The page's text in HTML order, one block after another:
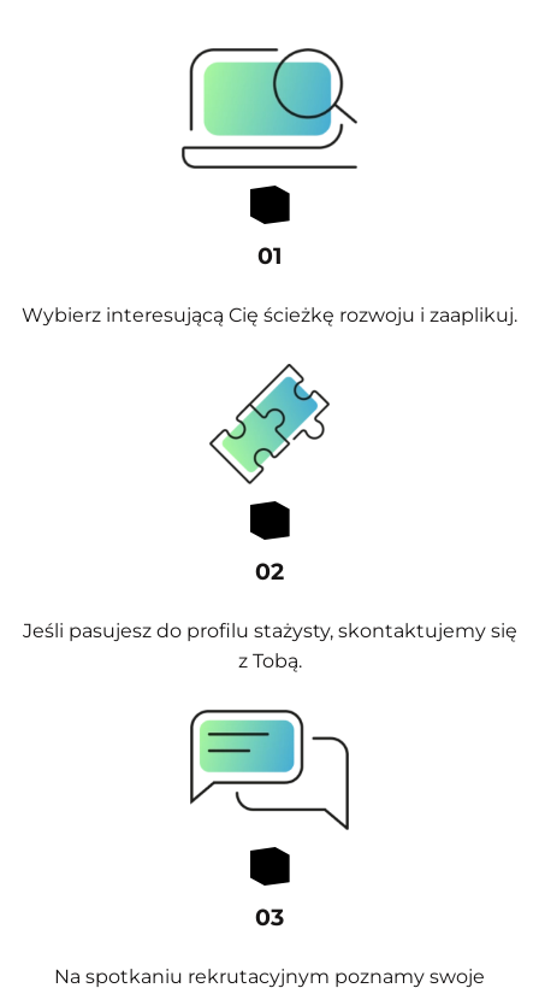
01
Wybierz interesującą Cię ścieżkę rozwoju i zaaplikuj.
02
Jeśli pasujesz do profilu stażysty, skontaktujemy się
z Tobą.
03
Na spotkaniu rekrutacyjnym poznamy swoje